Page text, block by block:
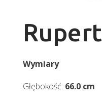
Rupert
Wymiary
Głębokość: 66.0 cm